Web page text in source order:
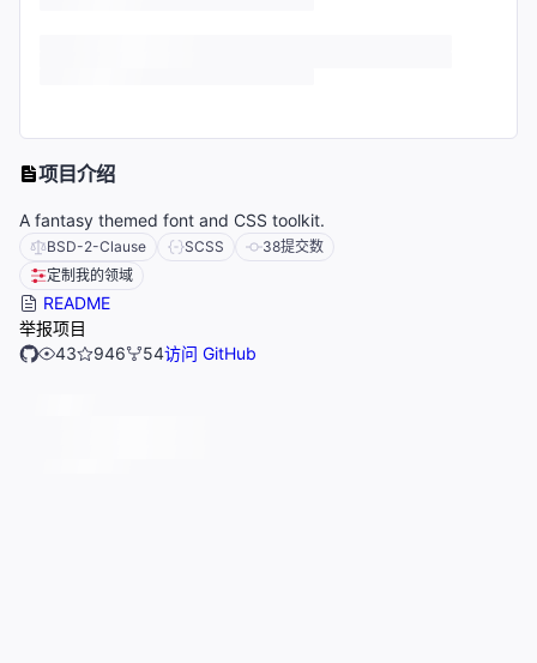
项目介绍
A fantasy themed font and CSS toolkit.
BSD-2-Clause SCSS 38提交数
定制我的领域
README
举报项目
43
946 54访问 GitHub